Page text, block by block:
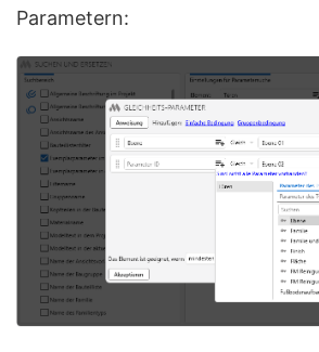
Parametern: